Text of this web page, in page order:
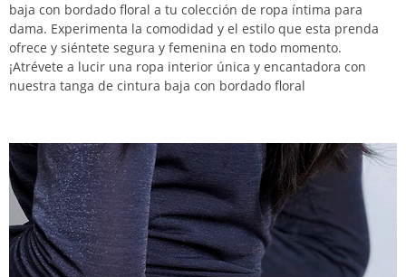
baja con bordado floral a tu colección de ropa íntima para
dama. Experimenta la comodidad y el estilo que esta prenda
ofrece y siéntete segura y femenina en todo momento.
¡Atrévete a lucir una ropa interior única y encantadora con
nuestra tanga de cintura baja con bordado floral